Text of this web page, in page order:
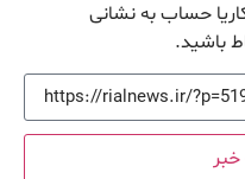
باشید.